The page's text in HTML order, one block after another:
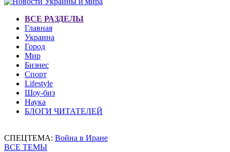
ВСЕ РАЗДЕЛЫ
Главная
Украина
Город
Мир
Бизнес
Спорт
Lifestyle
Шоу-биз
Наука
БЛОГИ ЧИТАТЕЛЕЙ
СПЕЦТЕМА: Война в Иране
ВСЕ ТЕМЫ